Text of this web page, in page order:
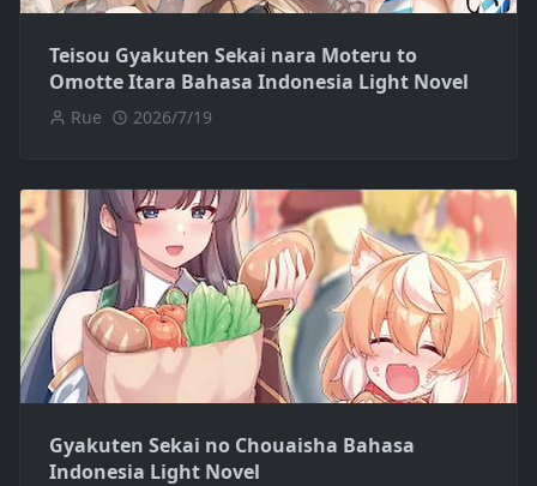
Teisou Gyakuten Sekai nara Moteru to
Omotte Itara Bahasa Indonesia Light Novel
Rue 2026/7/19
Gyakuten Sekai no Chouaisha Bahasa
Indonesia Light Novel